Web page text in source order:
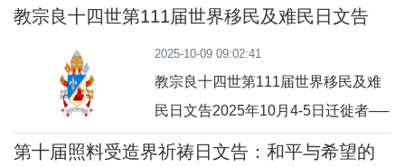
说：“祢曾使我经历许多困苦艰
仍然敞
2025年10月19日亲爱的弟兄姊妹
讯息是“希望”（参阅：《望德不叫人
蒙羞》诏 书，1），因此，我选择
以“在普世万民中成为怀着希望的传教
士”为主题，提醒每一位基督徒以及整
教宗良十四世第111届世界移民及难民日文告
2025-10-09 09:02:41
教宗良十四世第111届世界移民及难
民日文告2025年10月4-5日迁徙者──
希望的传教者亲爱的弟兄姊妹们：第
第十届照料受造界祈祷日文告：和平与希望的